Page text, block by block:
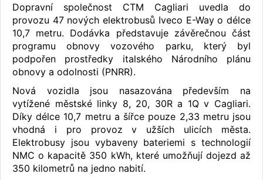
Dopravní společnost CTM Cagliari uvedla do
provozu 47 nových elektrobusů Iveco E-Way o délce
10,7 metru. Dodávka představuje závěrečnou část
programu obnovy vozového parku, který byl
podpořen prostředky italského Národního plánu
obnovy a odolnosti (PNRR).
Nová vozidla jsou nasazována především na
vytížené městské linky 8, 20, 30R a 1Q v Cagliari.
Díky délce 10,7 metru a šířce pouze 2,33 metru jsou
vhodná i pro provoz v užších ulicích města.
Elektrobusy jsou vybaveny bateriemi s technologií
NMC o kapacitě 350 kWh, které umožňují dojezd až
350 kilometrů na jedno nabití.